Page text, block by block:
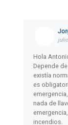
Hola
Depende
existía
es
nada de
incendios.